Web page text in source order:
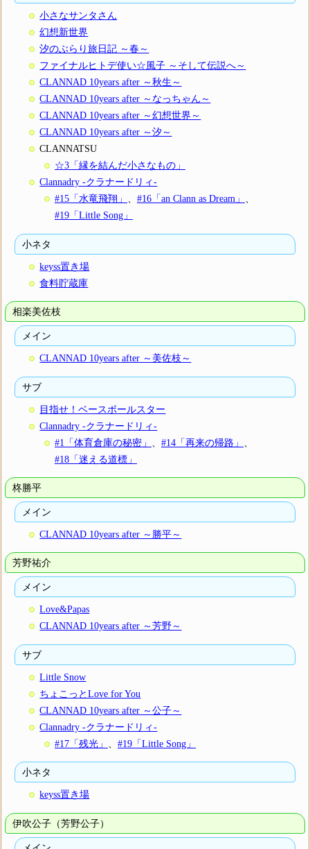
小さなサンタさん
幻想新世界
汐のぶらり旅日記 ～春～
ファイナルヒトデ使い☆風子 ～そして伝説へ～
CLANNAD 10years after ～秋生～
CLANNAD 10years after ～なっちゃん～
CLANNAD 10years after ～幻想世界～
CLANNAD 10years after ～汐～
CLANNATSU
☆3「縁を結んだ小さなもの」
Clannadry -クラナードリィ-
#15「水竜飛翔」 、 #16「an Clann as Dream」 、
#19「Little Song」
小ネタ
keyss置き場
食料貯蔵庫
相楽美佐枝
メイン
CLANNAD 10years after ～美佐枝～
サブ
目指せ！ベースボールスター
Clannadry -クラナードリィ-
#1「体育倉庫の秘密」
#14「再来の帰路」
#18「迷える道標」
柊勝平
メイン
CLANNAD 10years after ～勝平～
芳野祐介
メイン
Love&Papas
CLANNAD 10years after ～芳野～
サブ
Little Snow
ちょこっとLove for You
CLANNAD 10years after ～公子～
Clannadry -クラナードリィ-
#17「残光」
#19「Little Song」
小ネタ
keyss置き場
伊吹公子（芳野公子）